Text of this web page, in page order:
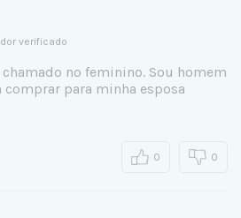
verificado
no feminino. Sou homem
para minha esposa
0 0